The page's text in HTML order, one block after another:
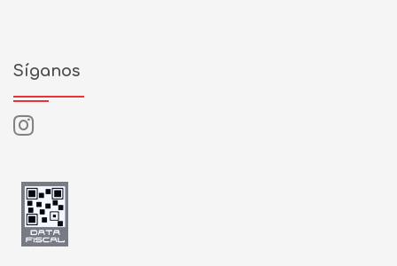
Síganos